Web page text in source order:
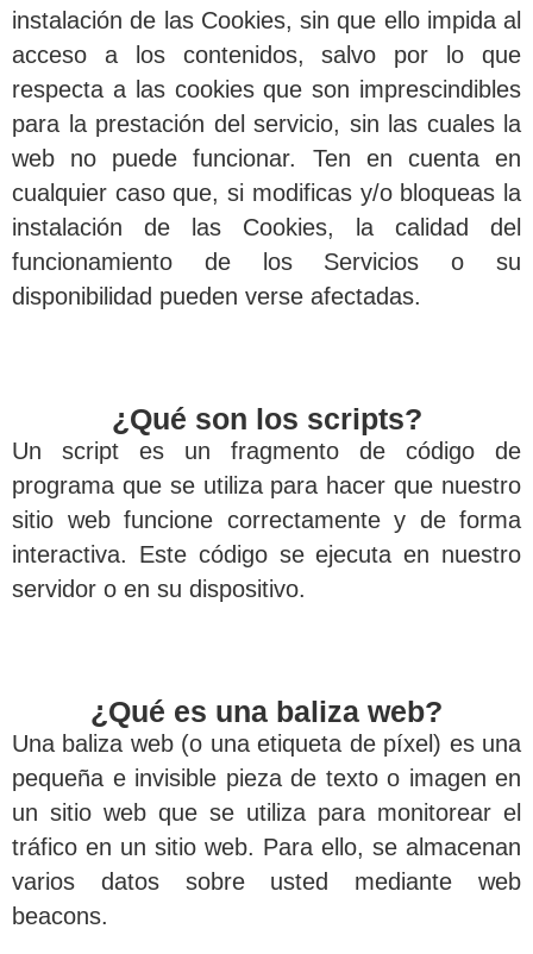
instalación de las Cookies, sin que ello impida al
acceso a los contenidos, salvo por lo que
respecta a las cookies que son imprescindibles
para la prestación del servicio, sin las cuales la
web no puede funcionar. Ten en cuenta en
cualquier caso que, si modificas y/o bloqueas la
instalación de las Cookies, la calidad del
funcionamiento de los Servicios o su
disponibilidad pueden verse afectadas.
¿Qué son los scripts?
Un script es un fragmento de código de
programa que se utiliza para hacer que nuestro
sitio web funcione correctamente y de forma
interactiva. Este código se ejecuta en nuestro
servidor o en su dispositivo.
¿Qué es una baliza web?
Una baliza web (o una etiqueta de píxel) es una
pequeña e invisible pieza de texto o imagen en
un sitio web que se utiliza para monitorear el
tráfico en un sitio web. Para ello, se almacenan
varios datos sobre usted mediante web
beacons.